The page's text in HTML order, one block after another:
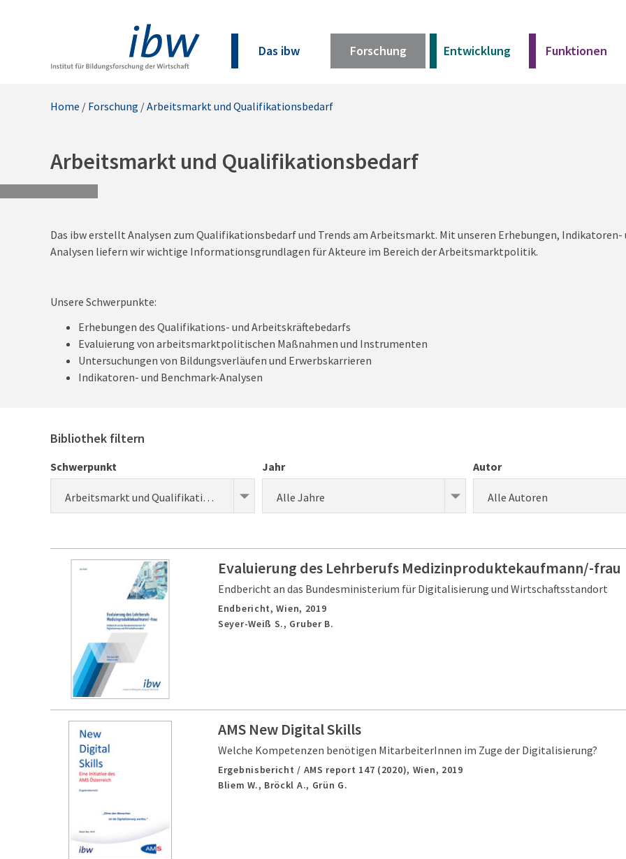
Das ibw Forschung Entwicklung Funktionen
Kurz erklärt
Home / Forschung /Arbeitsmarkt und Qualifikationsbedarf
Arbeitsmarkt und Qualifikationsbedarf
Das ibw erstellt Analysen zum Qualifikationsbedarf und Trends am Arbeitsmarkt. Mit unseren Erhebungen, Indikatoren-
Analysen liefern wir wichtige Informationsgrundlagen für Akteure im Bereich der Arbeitsmarktpolitik.
Unsere Schwerpunkte:
Erhebungen des Qualifikations- und Arbeitskräftebedarfs
Evaluierung von arbeitsmarktpolitischen Maßnahmen und Instrumenten
Untersuchungen von Bildungsverläufen und Erwerbskarrieren
Indikatoren- und Benchmark-Analysen
Bibliothek filtern
Schwerpunkt
Arbeitsmarkt und Qualifikationsbedarf
Jahr
Alle Jahre
Autor
Alle Autoren
Evaluierung des Lehrberufs Medizinproduktekaufmann/-frau
Endbericht an das Bundesministerium für Digitalisierung und Wirtschaftsstandort
Endbericht,Wien, 2019
Seyer-Weiß S., Gruber B.
AMS New Digital Skills
Welche Kompetenzen benötigen MitarbeiterInnen im Zuge der Digitalisierung?
Ergebnisbericht / AMS report 147 (2020), Wien, 2019
Bliem W., Bröckl A., Grün G.